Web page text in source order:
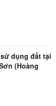
dụng đất tại
(Hoàng